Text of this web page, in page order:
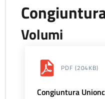
Volumi
PDF (204KB)
Congiuntura